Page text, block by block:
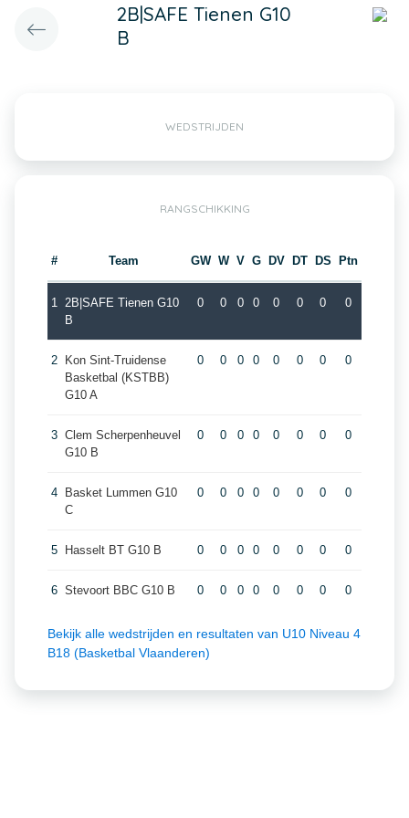
2B|SAFE Tienen G10
B
WEDSTRIJDEN
RANGSCHIKKING
# Team GW W V G DV DT DS Ptn
1 2B|SAFE Tienen G10
B
0 0 0 0 0 0 0 0
2
Kon Sint-Truidense
Basketbal (KSTBB)
G10 A
0 0 0 0 0 0 0 0
3 Clem Scherpenheuvel
G10 B
0 0 0 0 0 0 0 0
4
Basket Lummen G10
C
0 0 0 0 0 0 0 0
5 Hasselt BT G10 B 0 0 0 0 0 0 0 0
6 Stevoort BBC G10 B 0 0 0 0 0 0 0 0
Bekijk alle wedstrijden en resultaten van U10 Niveau 4
B18 (Basketbal Vlaanderen)